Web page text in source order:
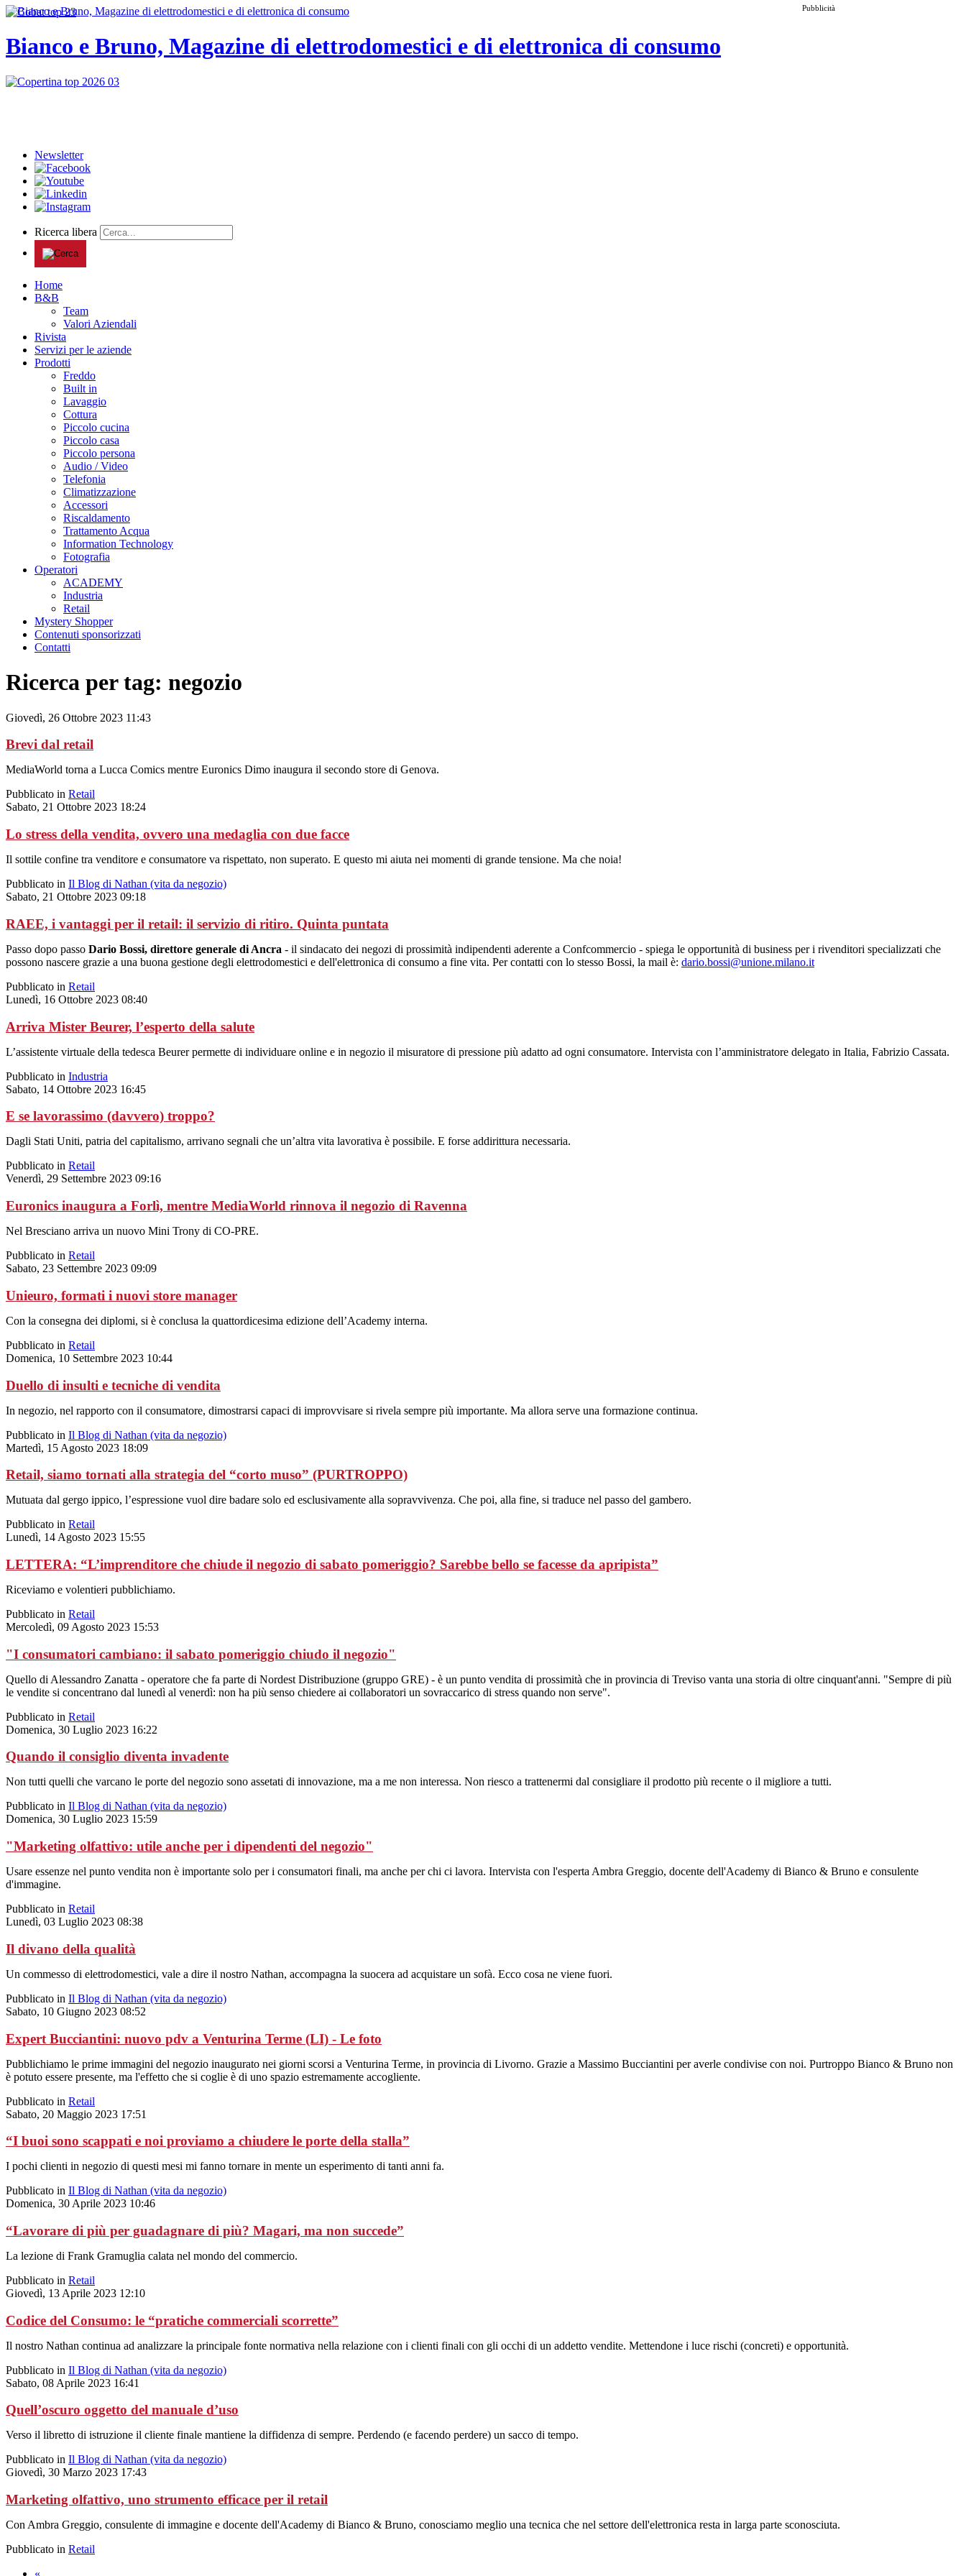
Pubblicità
Bianco e Bruno, Magazine di elettrodomestici e di elettronica di consumo
Newsletter
Ricerca libera
Home
B&B
Team
Valori Aziendali
Rivista
Servizi per le aziende
Prodotti
Freddo
Built in
Lavaggio
Cottura
Piccolo cucina
Piccolo casa
Piccolo persona
Audio / Video
Telefonia
Climatizzazione
Accessori
Riscaldamento
Trattamento Acqua
Information Technology
Fotografia
Operatori
ACADEMY
Industria
Retail
Mystery Shopper
Contenuti sponsorizzati
Contatti
Ricerca per tag: negozio
Giovedì, 26 Ottobre 2023 11:43
Brevi dal retail
MediaWorld torna a Lucca Comics mentre Euronics Dimo inaugura il secondo store di Genova.
Pubblicato in Retail
Sabato, 21 Ottobre 2023 18:24
Lo stress della vendita, ovvero una medaglia con due facce
Il sottile confine tra venditore e consumatore va rispettato, non superato. E questo mi aiuta nei momenti di grande tensione. Ma che noia!
Pubblicato in Il Blog di Nathan (vita da negozio)
Sabato, 21 Ottobre 2023 09:18
RAEE, i vantaggi per il retail: il servizio di ritiro. Quinta puntata
Passo dopo passo Dario Bossi, direttore generale di Ancra - il sindacato dei negozi di prossimità indipendenti aderente a Confcommercio - spiega le opportunità di business per i rivenditori specializzati che
possono nascere grazie a una buona gestione degli elettrodomestici e dell'elettronica di consumo a fine vita. Per contatti con lo stesso Bossi, la mail è: dario.bossi@unione.milano.it
Pubblicato in Retail
Lunedì, 16 Ottobre 2023 08:40
Arriva Mister Beurer, l’esperto della salute
L’assistente virtuale della tedesca Beurer permette di individuare online e in negozio il misuratore di pressione più adatto ad ogni consumatore. Intervista con l’amministratore delegato in Italia, Fabrizio Cassata.
Pubblicato in Industria
Sabato, 14 Ottobre 2023 16:45
E se lavorassimo (davvero) troppo?
Dagli Stati Uniti, patria del capitalismo, arrivano segnali che un’altra vita lavorativa è possibile. E forse addirittura necessaria.
Pubblicato in Retail
Venerdì, 29 Settembre 2023 09:16
Euronics inaugura a Forlì, mentre MediaWorld rinnova il negozio di Ravenna
Nel Bresciano arriva un nuovo Mini Trony di CO-PRE.
Pubblicato in Retail
Sabato, 23 Settembre 2023 09:09
Unieuro, formati i nuovi store manager
Con la consegna dei diplomi, si è conclusa la quattordicesima edizione dell’Academy interna.
Pubblicato in Retail
Domenica, 10 Settembre 2023 10:44
Duello di insulti e tecniche di vendita
In negozio, nel rapporto con il consumatore, dimostrarsi capaci di improvvisare si rivela sempre più importante. Ma allora serve una formazione continua.
Pubblicato in Il Blog di Nathan (vita da negozio)
Martedì, 15 Agosto 2023 18:09
Retail, siamo tornati alla strategia del “corto muso” (PURTROPPO)
Mutuata dal gergo ippico, l’espressione vuol dire badare solo ed esclusivamente alla sopravvivenza. Che poi, alla fine, si traduce nel passo del gambero.
Pubblicato in Retail
Lunedì, 14 Agosto 2023 15:55
LETTERA: “L’imprenditore che chiude il negozio di sabato pomeriggio? Sarebbe bello se facesse da apripista”
Riceviamo e volentieri pubblichiamo.
Pubblicato in Retail
Mercoledì, 09 Agosto 2023 15:53
"I consumatori cambiano: il sabato pomeriggio chiudo il negozio"
Quello di Alessandro Zanatta - operatore che fa parte di Nordest Distribuzione (gruppo GRE) - è un punto vendita di prossimità che in provincia di Treviso vanta una storia di oltre cinquant'anni. "Sempre di più
le vendite si concentrano dal lunedì al venerdì: non ha più senso chiedere ai collaboratori un sovraccarico di stress quando non serve".
Pubblicato in Retail
Domenica, 30 Luglio 2023 16:22
Quando il consiglio diventa invadente
Non tutti quelli che varcano le porte del negozio sono assetati di innovazione, ma a me non interessa. Non riesco a trattenermi dal consigliare il prodotto più recente o il migliore a tutti.
Pubblicato in Il Blog di Nathan (vita da negozio)
Domenica, 30 Luglio 2023 15:59
"Marketing olfattivo: utile anche per i dipendenti del negozio"
Usare essenze nel punto vendita non è importante solo per i consumatori finali, ma anche per chi ci lavora. Intervista con l'esperta Ambra Greggio, docente dell'Academy di Bianco & Bruno e consulente
d'immagine.
Pubblicato in Retail
Lunedì, 03 Luglio 2023 08:38
Il divano della qualità
Un commesso di elettrodomestici, vale a dire il nostro Nathan, accompagna la suocera ad acquistare un sofà. Ecco cosa ne viene fuori.
Pubblicato in Il Blog di Nathan (vita da negozio)
Sabato, 10 Giugno 2023 08:52
Expert Bucciantini: nuovo pdv a Venturina Terme (LI) - Le foto
Pubblichiamo le prime immagini del negozio inaugurato nei giorni scorsi a Venturina Terme, in provincia di Livorno. Grazie a Massimo Bucciantini per averle condivise con noi. Purtroppo Bianco & Bruno non
è potuto essere presente, ma l'effetto che si coglie è di uno spazio estremamente accogliente.
Pubblicato in Retail
Sabato, 20 Maggio 2023 17:51
“I buoi sono scappati e noi proviamo a chiudere le porte della stalla”
I pochi clienti in negozio di questi mesi mi fanno tornare in mente un esperimento di tanti anni fa.
Pubblicato in Il Blog di Nathan (vita da negozio)
Domenica, 30 Aprile 2023 10:46
“Lavorare di più per guadagnare di più? Magari, ma non succede”
La lezione di Frank Gramuglia calata nel mondo del commercio.
Pubblicato in Retail
Giovedì, 13 Aprile 2023 12:10
Codice del Consumo: le “pratiche commerciali scorrette”
Il nostro Nathan continua ad analizzare la principale fonte normativa nella relazione con i clienti finali con gli occhi di un addetto vendite. Mettendone i luce rischi (concreti) e opportunità.
Pubblicato in Il Blog di Nathan (vita da negozio)
Sabato, 08 Aprile 2023 16:41
Quell’oscuro oggetto del manuale d’uso
Verso il libretto di istruzione il cliente finale mantiene la diffidenza di sempre. Perdendo (e facendo perdere) un sacco di tempo.
Pubblicato in Il Blog di Nathan (vita da negozio)
Giovedì, 30 Marzo 2023 17:43
Marketing olfattivo, uno strumento efficace per il retail
Con Ambra Greggio, consulente di immagine e docente dell'Academy di Bianco & Bruno, conosciamo meglio una tecnica che nel settore dell'elettronica resta in larga parte sconosciuta.
Pubblicato in Retail